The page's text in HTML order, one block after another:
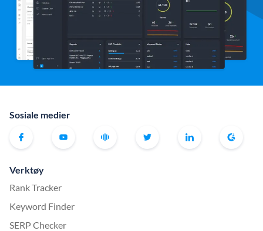
Sosiale medier
Verktøy
Rank Tracker
Keyword Finder
SERP Checker